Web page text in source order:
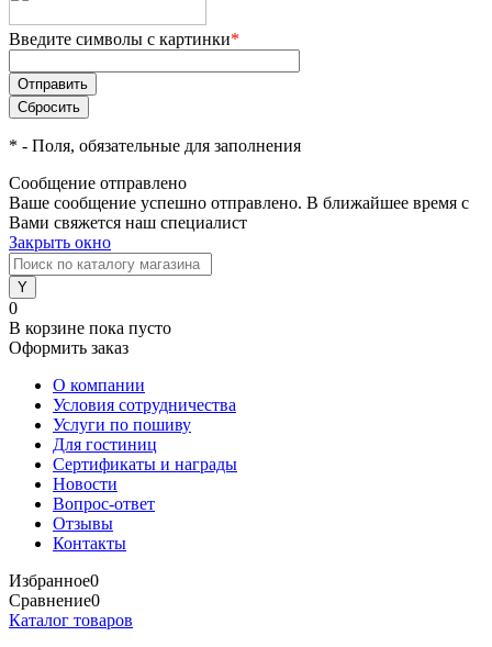
Введите символы с картинки*
* - Поля, обязательные для заполнения
Сообщение отправлено
Ваше сообщение успешно отправлено. В ближайшее время с
Вами свяжется наш специалист
Закрыть окно
0
В корзине пока пусто
Оформить заказ
О компании
Условия сотрудничества
Услуги по пошиву
Для гостиниц
Сертификаты и награды
Новости
Вопрос-ответ
Отзывы
Контакты
Избранное0
Сравнение0
Каталог товаров